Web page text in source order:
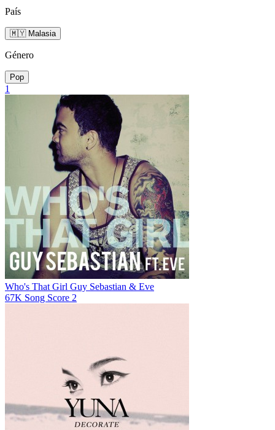
País
🇲🇾 Malasia
Género
Pop
1
Who's That Girl Guy Sebastian & Eve
67K Song Score 2